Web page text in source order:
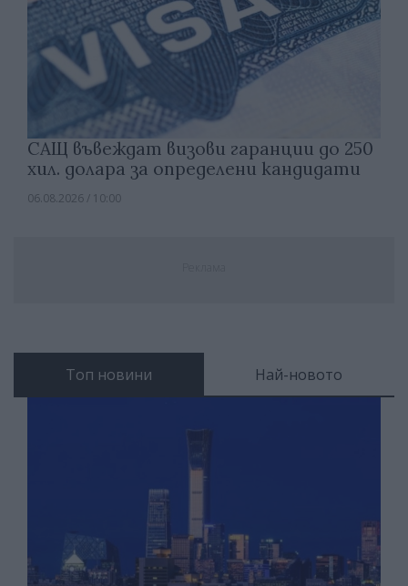
САЩ въвеждат визови гаранции до 250
хил. долара за определени кандидати
06.08.2026 / 10:00
Топ новини Най-новото